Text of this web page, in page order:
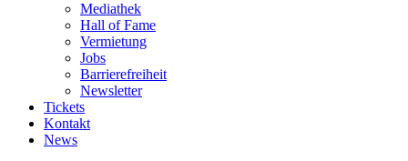
Mediathek
Hall of Fame
Vermietung
Jobs
Barrierefreiheit
Newsletter
Tickets
Kontakt
News